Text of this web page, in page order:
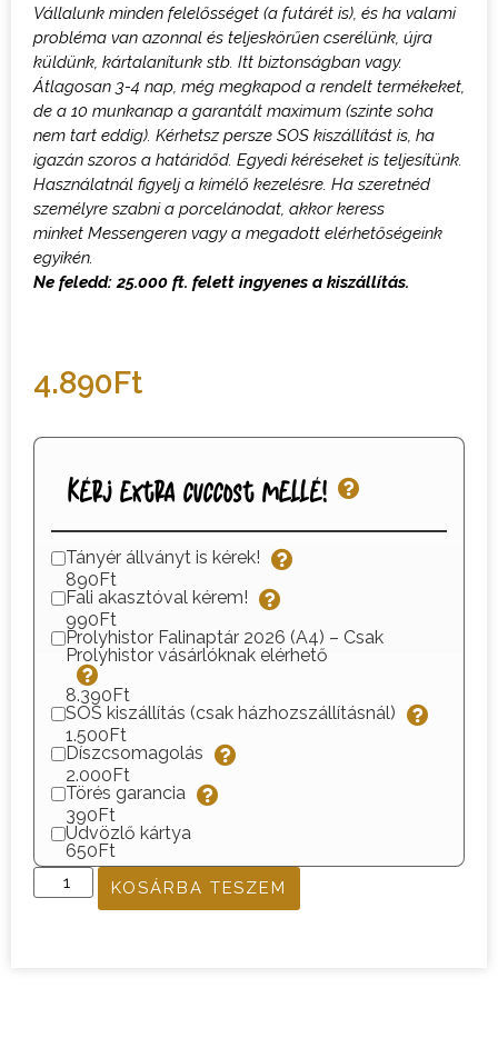
Vállalunk minden felelősséget (a futárét is), és ha valami
probléma van azonnal és teljeskörűen cserélünk, újra
küldünk, kártalanítunk stb. Itt biztonságban vagy.
Átlagosan 3-4 nap, még megkapod a rendelt termékeket,
de a 10 munkanap a garantált maximum (szinte soha
nem tart eddig). Kérhetsz persze SOS kiszállítást is, ha
igazán szoros a határidőd. Egyedi kéréseket is teljesítünk.
Használatnál figyelj a kímélő kezelésre. Ha szeretnéd
személyre szabni a porcelánodat, akkor keress
minket Messengeren vagy a megadott elérhetőségeink
egyikén.
Ne feledd: 25.000 ft. felett ingyenes a kiszállítás.
4.890Ft
Kérj extra cuccost mellé!
Tányér állványt is kérek!
890Ft
Fali akasztóval kérem!
990Ft
Prolyhistor Falinaptár 2026 (A4) – Csak
Prolyhistor vásárlóknak elérhető
8.390Ft
SOS kiszállítás (csak házhozszállításnál)
1.500Ft
Díszcsomagolás
2.000Ft
Törés garancia
390Ft
Üdvözlő kártya
650Ft
KOSÁRBA TESZEM